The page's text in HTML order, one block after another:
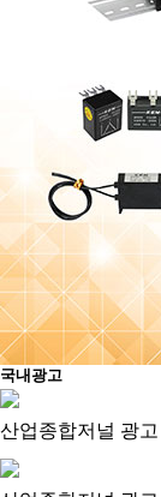
국내광고
산업종합저널 광고